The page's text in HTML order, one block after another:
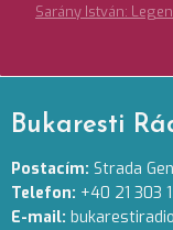
Sarány István:
Bukaresti
Postacím: Strada
Telefon: +40 21 303
E-mail: